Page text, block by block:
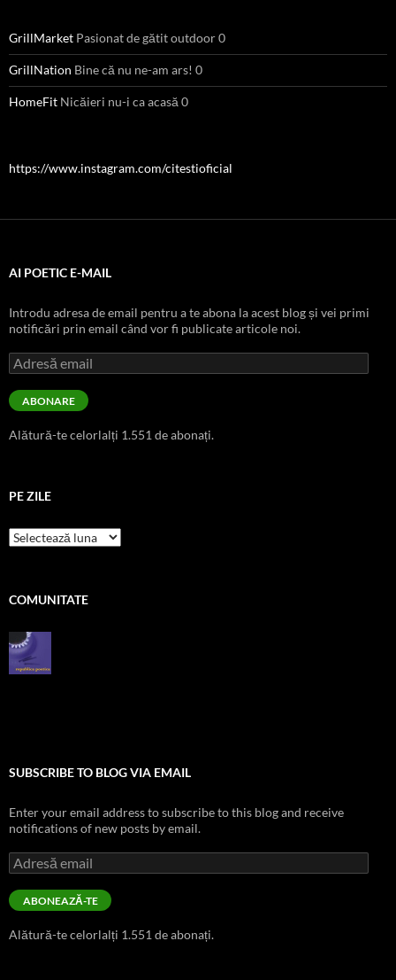
GrillMarket Pasionat de gătit outdoor 0
GrillNation Bine că nu ne-am ars! 0
HomeFit Nicăieri nu-i ca acasă 0
https://www.instagram.com/citestioficial
AI POETIC E-MAIL
Introdu adresa de email pentru a te abona la acest blog și vei primi
notificări prin email când vor fi publicate articole noi.
Adresă
email
ABONARE
Alătură-te celorlalți 1.551 de abonați.
PE ZILE
pe
zile
COMUNITATE
SUBSCRIBE TO BLOG VIA EMAIL
Enter your email address to subscribe to this blog and receive
notifications of new posts by email.
Adresă
email
ABONEAZĂ-TE
Alătură-te celorlalți 1.551 de abonați.